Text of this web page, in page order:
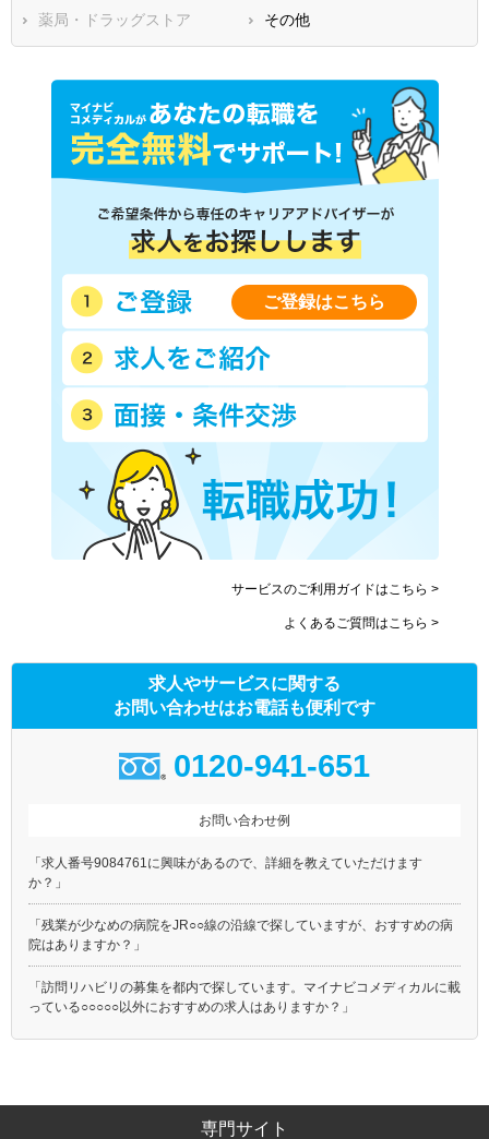
薬局・ドラッグストア
その他
ご登録はこちら
サービスのご利用ガイドはこちら >
よくあるご質問はこちら >
求人やサービスに関する
お問い合わせはお電話も便利です
0120-941-651
お問い合わせ例
「求人番号9084761に興味があるので、詳細を教えていただけます
か？」
「残業が少なめの病院をJR○○線の沿線で探していますが、おすすめの病
院はありますか？」
「訪問リハビリの募集を都内で探しています。マイナビコメディカルに載
っている○○○○○以外におすすめの求人はありますか？」
専門サイト